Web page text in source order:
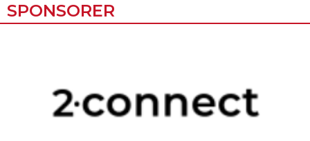
SPONSORER